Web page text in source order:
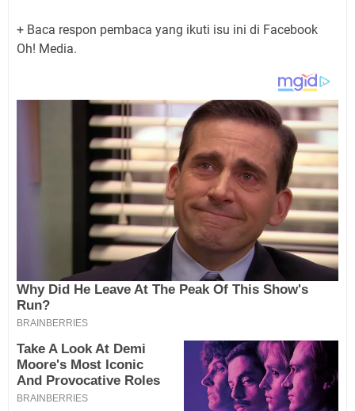
+ Baca respon pembaca yang ikuti isu ini di Facebook
Oh! Media.